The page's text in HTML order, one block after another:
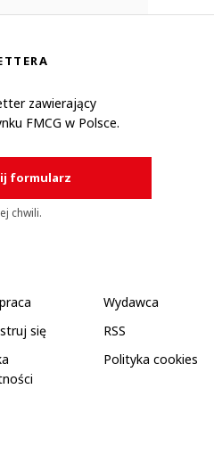
zawierający
FMCG w Polsce.
formularz
chwili.
Wydawca
się
RSS
Polityka cookies